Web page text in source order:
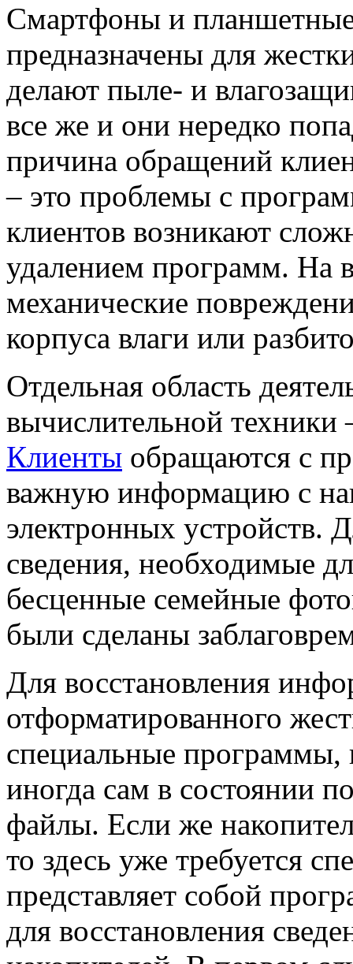
Смартфоны и
предназначены для
делают пыле- и
все же и они нередко
причина обращений
– это проблемы с
клиентов возникают
удалением программ. На
механические
корпуса влаги или
Отдельная область
вычислительной
Клиенты обращаются с
важную информацию с
электронных устройств.
сведения, необходимые
бесценные семейные
были сделаны
Для восстановления
отформатированного
специальные программы,
иногда сам в состоянии
файлы. Если же
то здесь уже требуется
представляет собой
для восстановления